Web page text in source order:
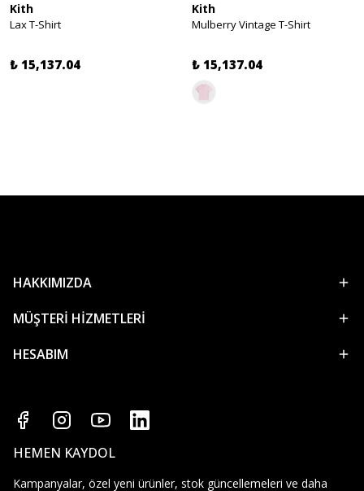
Kith
Lax T-Shirt
₺ 15,137.04
Kith
Mulberry Vintage T-Shirt
₺ 15,137.04
HAKKIMIZDA
MÜŞTERİ HİZMETLERİ
HESABIM
HEMEN KAYDOL
Kampanyalar, özel yeni ürünler, stok güncellemeleri ve daha